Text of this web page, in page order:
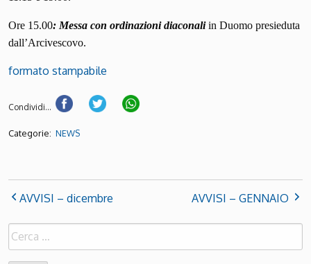
Ore 15.00: Messa con ordinazioni diaconaliin Duomo presieduta
dall’Arcivescovo.
formato stampabile
Condividi...
Categorie: NEWS
AVVISI – dicembre AVVISI – GENNAIO
Ricerca
per: